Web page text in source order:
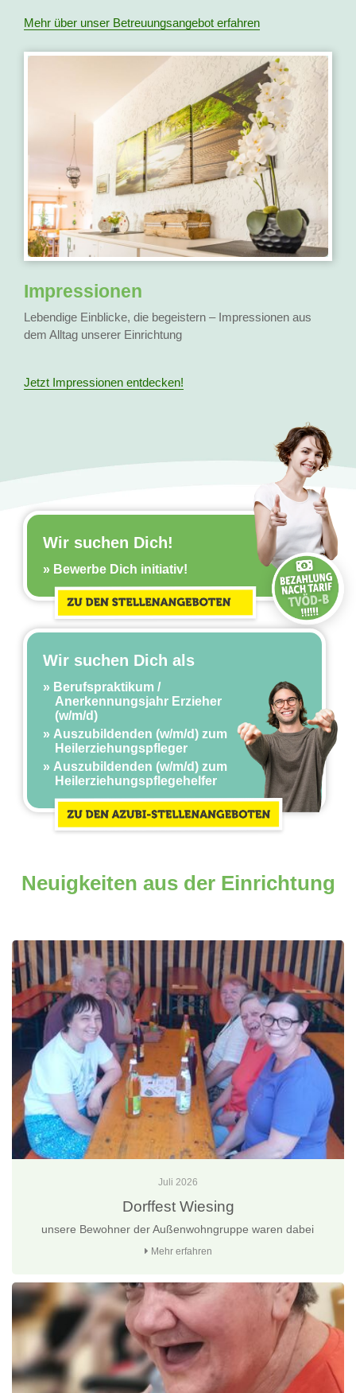
Mehr über unser Betreuungsangebot erfahren
Impressionen
Lebendige Einblicke, die begeistern – Impressionen aus
dem Alltag unserer Einrichtung
Jetzt Impressionen entdecken!
Wir suchen Dich!
Bewerbe Dich initiativ!
Wir suchen Dich als
Berufspraktikum /
Anerkennungsjahr Erzieher
(w/m/d)
Auszubildenden (w/m/d) zum
Heilerziehungspfleger
Auszubildenden (w/m/d) zum
Heilerziehungspflegehelfer
Neuigkeiten aus der Einrichtung
Juli 2026
Dorffest Wiesing
unsere Bewohner der Außenwohngruppe waren dabei
Mehr erfahren